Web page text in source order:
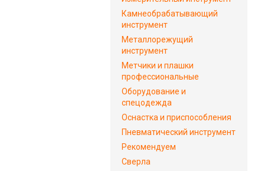
Камнеобрабатывающий
инструмент
Металлорежущий
инструмент
Метчики и плашки
профессиональные
Оборудование и
спецодежда
Оснастка и приспособления
Пневматический инструмент
Рекомендуем
Сверла